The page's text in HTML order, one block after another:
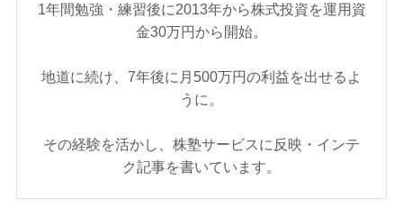
1年間勉強・練習後に2013年から株式投資を運用資
金30万円から開始。
地道に続け、7年後に月500万円の利益を出せるよ
うに。
その経験を活かし、株塾サービスに反映・インテ
ク記事を書いています。